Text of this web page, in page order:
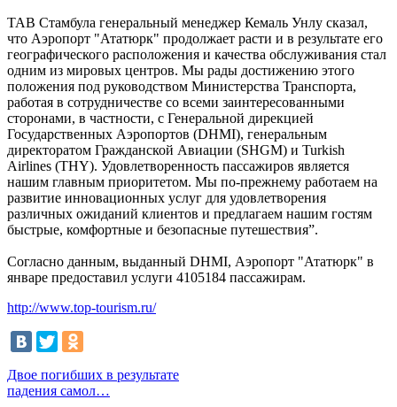
ТАВ Стамбула генеральный менеджер Кемаль Унлу сказал,
что Аэропорт "Ататюрк" продолжает расти и в результате его
географического расположения и качества обслуживания стал
одним из мировых центров. Мы рады достижению этого
положения под руководством Министерства Транспорта,
работая в сотрудничестве со всеми заинтересованными
сторонами, в частности, с Генеральной дирекцией
Государственных Аэропортов (DHMI), генеральным
директоратом Гражданской Авиации (SHGM) и Turkish
Airlines (THY). Удовлетворенность пассажиров является
нашим главным приоритетом. Мы по-прежнему работаем на
развитие инновационных услуг для удовлетворения
различных ожиданий клиентов и предлагаем нашим гостям
быстрые, комфортные и безопасные путешествия”.
Согласно данным, выданный DHMI, Аэропорт "Ататюрк" в
январе предоставил услуги 4105184 пассажирам.
http://www.top-tourism.ru/
Двое погибших в результате
падения самол…